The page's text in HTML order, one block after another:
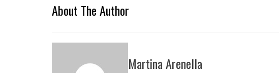
About The Author
Martina Arenella